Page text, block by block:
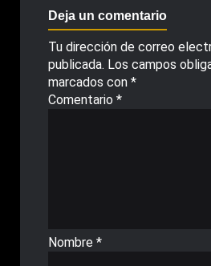
Deja un comentario
Tu dirección de correo
publicada. Los campos
marcados con *
Comentario *
Nombre *